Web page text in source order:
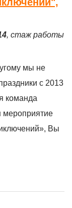
, стаж работы
мы не
с 2013
команда
мероприятие
Вы